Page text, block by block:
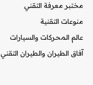
مختبر معرفة التقني
منوعات التقنية
عالم المحركات والسيارات
آفاق الطيران والطيران التقني